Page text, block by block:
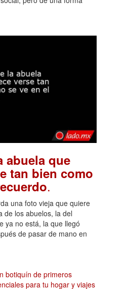
abuela que
tan bien como
.
una foto vieja que quiere
de los abuelos, la del
ya no está, la que llegó
de pasar de mano en